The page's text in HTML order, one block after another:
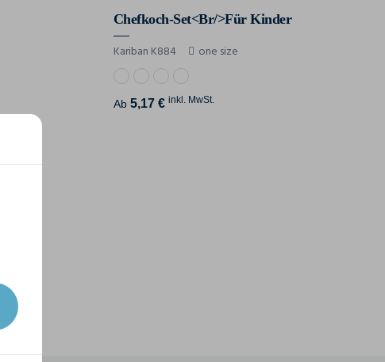
Chefkoch-Set<Br/>Für Kinder
Kariban K884 one size
Ab 5,17 € inkl. MwSt.